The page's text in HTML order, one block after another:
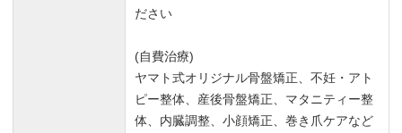
ださい
(自費治療)
ヤマト式オリジナル骨盤矯正、不妊・アト
ピー整体、産後骨盤矯正、マタニティー整
体、内臓調整、小顔矯正、巻き爪ケアなど